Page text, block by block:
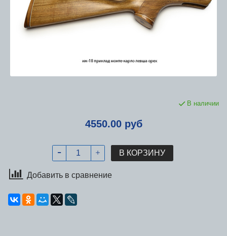
В наличии
4550.00 руб
В КОРЗИНУ
Добавить в сравнение